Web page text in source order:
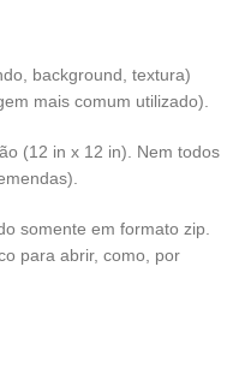
background, textura)
mais comum utilizado).
(12 in x 12 in). Nem todos
somente em formato zip.
para abrir, como, por